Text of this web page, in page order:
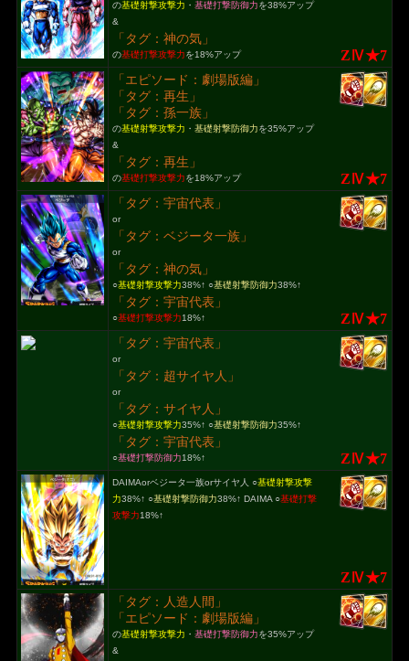
の基礎射撃攻撃力 ・ 基礎打撃防御力を38%アップ
&
「タグ：神の気」
の基礎打撃攻撃力を18%アップ ZⅣ★7
「エピソード：劇場版編」
「タグ：再生」
「タグ：孫一族」
の基礎射撃攻撃力 ・ 基礎射撃防御力を35%アップ
&
「タグ：再生」
の基礎打撃攻撃力を18%アップ ZⅣ★7
「タグ：宇宙代表」
or
「タグ：ベジータ一族」
or
「タグ：神の気」
○基礎射撃攻撃力38%↑ ○基礎射撃防御力38%↑
「タグ：宇宙代表」
○基礎打撃攻撃力18%↑ ZⅣ★7
「タグ：宇宙代表」
or
「タグ：超サイヤ人」
or
「タグ：サイヤ人」
○基礎射撃攻撃力35%↑ ○基礎射撃防御力35%↑
「タグ：宇宙代表」
○基礎打撃防御力18%↑ ZⅣ★7
DAIMAorベジータ一族orサイヤ人 ○基礎射撃攻撃
力38%↑ ○基礎射撃防御力38%↑ DAIMA ○基礎打撃
攻撃力18%↑
ZⅣ★7
「タグ：人造人間」
「エピソード：劇場版編」
の基礎射撃攻撃力 ・ 基礎打撃防御力を35%アップ
&